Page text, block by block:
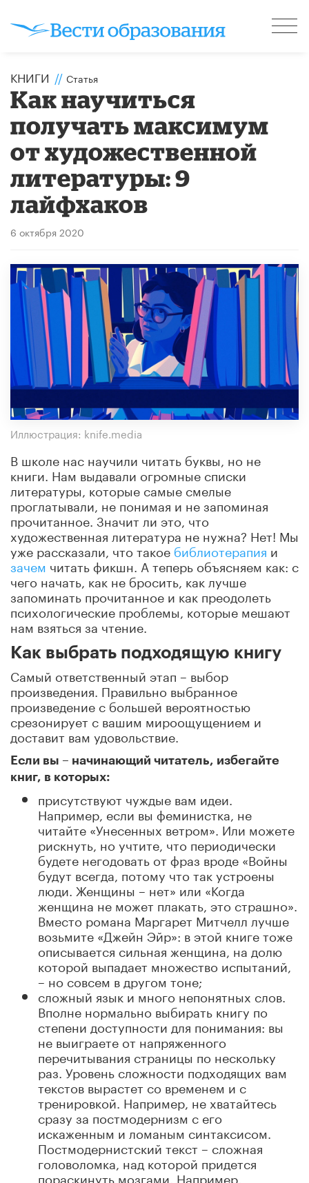
КНИГИ // Статья
Как научиться
получать максимум
от художественной
литературы: 9
лайфхаков
6 октября 2020
Иллюстрация: knife.media
В школе нас научили читать буквы, но не
книги. Нам выдавали огромные списки
литературы, которые самые смелые
проглатывали, не понимая и не запоминая
прочитанное. Значит ли это, что
художественная литература не нужна? Нет! Мы
уже рассказали, что такое библиотерапия и
зачем читать фикшн. А теперь объясняем как: с
чего начать, как не бросить, как лучше
запоминать прочитанное и как преодолеть
психологические проблемы, которые мешают
нам взяться за чтение.
Как выбрать подходящую книгу
Самый ответственный этап – выбор
произведения. Правильно выбранное
произведение с большей вероятностью
срезонирует с вашим мироощущением и
доставит вам удовольствие.
Если вы – начинающий читатель, избегайте
книг, в которых:
присутствуют чуждые вам идеи.
Например, если вы феминистка, не
читайте «Унесенных ветром». Или можете
рискнуть, но учтите, что периодически
будете негодовать от фраз вроде «Войны
будут всегда, потому что так устроены
люди. Женщины – нет» или «Когда
женщина не может плакать, это страшно».
Вместо романа Маргарет Митчелл лучше
возьмите «Джейн Эйр»: в этой книге тоже
описывается сильная женщина, на долю
которой выпадает множество испытаний,
– но совсем в другом тоне;
сложный язык и много непонятных слов.
Вполне нормально выбирать книгу по
степени доступности для понимания: вы
не выиграете от напряженного
перечитывания страницы по нескольку
раз. Уровень сложности подходящих вам
текстов вырастет со временем и с
тренировкой. Например, не хватайтесь
сразу за постмодернизм с его
искаженным и ломаным синтаксисом.
Постмодернистский текст – сложная
головоломка, над которой придется
пораскинуть мозгами. Например,